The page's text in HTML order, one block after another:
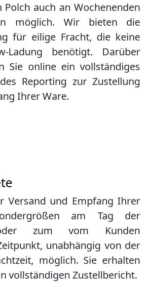
Polch auch an Wochenenden
möglich. Wir bieten die
für eilige Fracht, die keine
Ladung benötigt. Darüber
Sie online ein vollständiges
Reporting zur Zustellung
Ihrer Ware.
Versand und Empfang Ihrer
am Tag der
zum vom Kunden
unabhängig von der
möglich. Sie erhalten
vollständigen Zustellbericht.